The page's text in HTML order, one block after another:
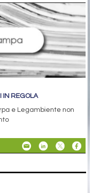
IN REGOLA
e Legambiente non